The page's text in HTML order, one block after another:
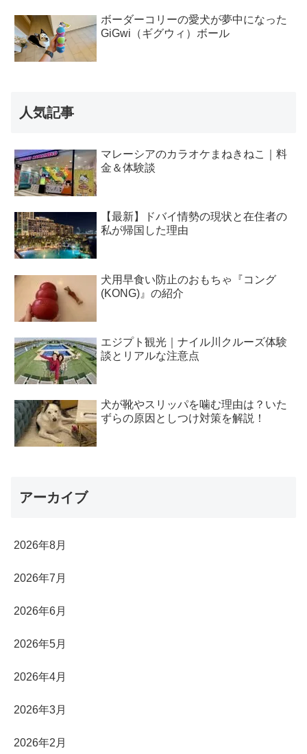
ボーダーコリーの愛犬が夢中になった
GiGwi（ギグウィ）ボール
人気記事
マレーシアのカラオケまねきねこ｜料
金＆体験談
【最新】ドバイ情勢の現状と在住者の
私が帰国した理由
犬用早食い防止のおもちゃ『コング
(KONG)』の紹介
エジプト観光｜ナイル川クルーズ体験
談とリアルな注意点
犬が靴やスリッパを噛む理由は？いた
ずらの原因としつけ対策を解説！
アーカイブ
2026年8月
2026年7月
2026年6月
2026年5月
2026年4月
2026年3月
2026年2月